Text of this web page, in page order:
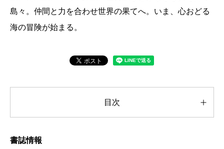
島々。仲間と力を合わせ世界の果てへ。いま、心おどる
海の冒険が始まる。
目次
書誌情報